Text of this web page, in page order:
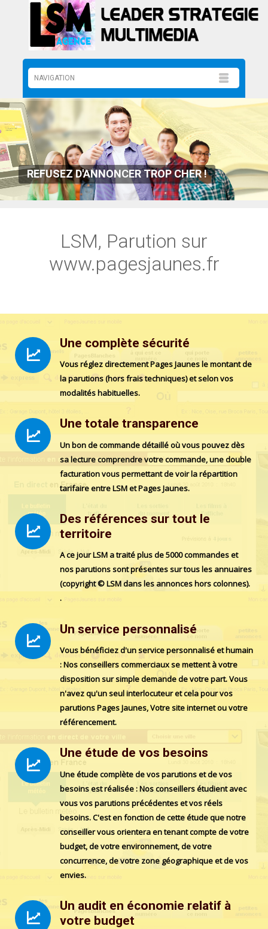
REFUSEZ D'ANNONCER TROP CHER !
LSM, Parution sur
www.pagesjaunes.fr
Une complète sécurité
Vous réglez directement Pages Jaunes le montant de
la parutions (hors frais techniques) et selon vos
modalités habituelles.
Une totale transparence
Un bon de commande détaillé où vous pouvez dès
sa lecture comprendre votre commande, une double
facturation vous permettant de voir la répartition
tarifaire entre LSM et Pages Jaunes.
Des références sur tout le
territoire
A ce jour LSM a traité plus de 5000 commandes et
nos parutions sont présentes sur tous les annuaires
(copyright © LSM dans les annonces hors colonnes).
.
Un service personnalisé
Vous bénéficiez d'un service personnalisé et humain
: Nos conseillers commerciaux se mettent à votre
disposition sur simple demande de votre part. Vous
n'avez qu'un seul interlocuteur et cela pour vos
parutions Pages Jaunes, Votre site internet ou votre
référencement.
Une étude de vos besoins
Une étude complète de vos parutions et de vos
besoins est réalisée : Nos conseillers étudient avec
vous vos parutions précédentes et vos réels
besoins. C'est en fonction de cette étude que notre
conseiller vous orientera en tenant compte de votre
budget, de votre environnement, de votre
concurrence, de votre zone géographique et de vos
envies.
Un audit en économie relatif à
votre budget